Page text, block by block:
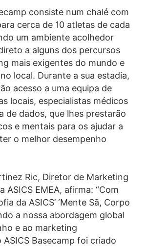
consiste num chalé com
cerca de 10 atletas de cada
um ambiente acolhedor
a alguns dos percursos
mais exigentes do mundo e
local. Durante a sua estadia,
acesso a uma equipa de
locais, especialistas médicos
de dados, que lhes prestarão
e mentais para os ajudar a
o melhor desempenho
Ric, Diretor de Marketing
ASICS EMEA, afirma: “Com
da ASICS’ ‘Mente Sã, Corpo
a nossa abordagem global
e ao marketing
Basecamp foi criado